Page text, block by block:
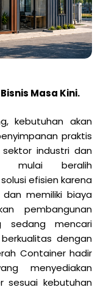
Masa Kini.
kebutuhan akan
praktis
industri dan
mulai beralih
efisien karena
memiliki biaya
pembangunan
sedang mencari
berkualitas dengan
Container hadir
menyediakan
sesuai kebutuhan